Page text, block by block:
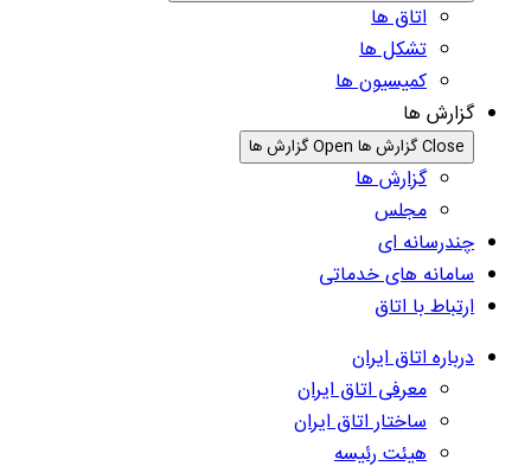
اتاق ها
تشکل ها
کمیسیون ها
گزارش ها
Close گزارش ها Open گزارش ها
گزارش ها
مجلس
چندرسانه ای
سامانه های خدماتی
ارتباط با اتاق
درباره اتاق ایران
معرفی اتاق ایران
ساختار اتاق ایران
هیئت رئیسه